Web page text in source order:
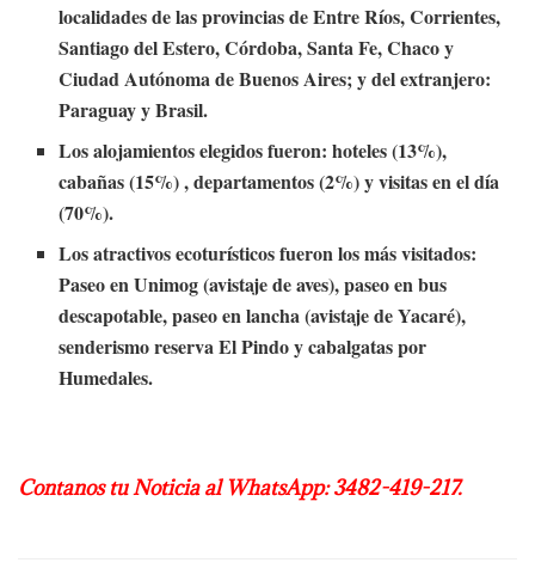
localidades de las provincias de Entre Ríos, Corrientes,
Santiago del Estero, Córdoba, Santa Fe, Chaco y
Ciudad Autónoma de Buenos Aires; y del extranjero:
Paraguay y Brasil.
Los alojamientos elegidos fueron: hoteles (13%),
cabañas (15%) , departamentos (2%) y visitas en el día
(70%).
Los atractivos ecoturísticos fueron los más visitados:
Paseo en Unimog (avistaje de aves), paseo en bus
descapotable, paseo en lancha (avistaje de Yacaré),
senderismo reserva El Pindo y cabalgatas por
Humedales.
Contanos tu Noticia al WhatsApp: 3482-419-217.